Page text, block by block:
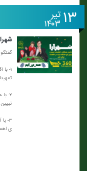
۱۳تیر
۱۴۰۳
گفتگو
۱-
۲-
۳-
ی